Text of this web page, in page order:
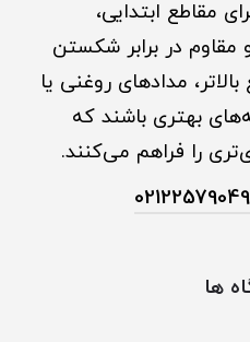
مقاطع ابتدایی،
در برابر شکستن
مدادهای روغنی یا
بهتری باشند که
را فراهم می‌کنند.
02122579049
ها